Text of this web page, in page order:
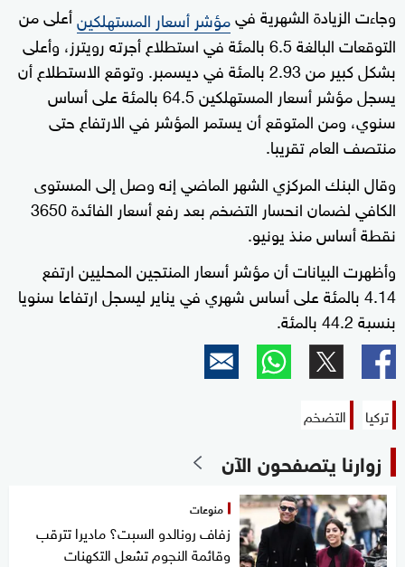
وجاءت الزيادة الشهرية فيمؤشر أسعار المستهلكينأعلى من
التوقعات البالغة 6.5 بالمئة في استطلاع أجرته رويترز، وأعلى
بشكل كبير من 2.93 بالمئة في ديسمبر. وتوقع الاستطلاع أن
يسجل مؤشر أسعار المستهلكين 64.5 بالمئة على أساس
سنوي، ومن المتوقع أن يستمر المؤشر في الارتفاع حتى
منتصف العام تقريبا.
وقال البنك المركزي الشهر الماضي إنه وصل إلى المستوى
الكافي لضمان انحسار التضخم بعد رفع أسعار الفائدة 3650
نقطة أساس منذ يونيو.
وأظهرت البيانات أن مؤشر أسعار المنتجين المحليين ارتفع
4.14 بالمئة على أساس شهري في يناير ليسجل ارتفاعا سنويا
بنسبة 44.2 بالمئة.
تركيا التضخم
زوارنا يتصفحون الآن
منوعات
زفاف رونالدو السبت؟ ماديرا تترقب
وقائمة النجوم تشعل التكهنات